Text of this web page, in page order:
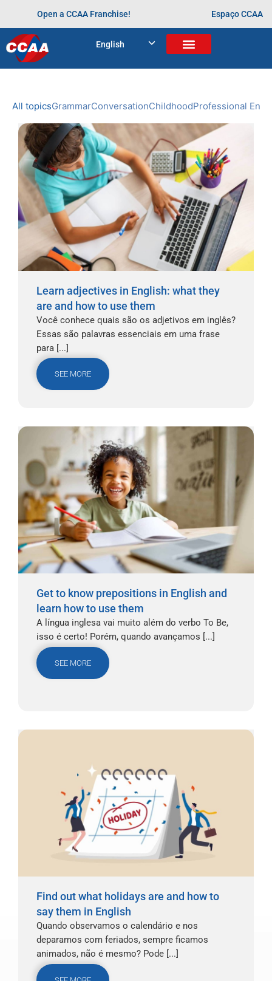
Open a CCAA Franchise! Espaço CCAA
English
Home >
All topicsGrammarConversationChildhoodProfessional
Learn adjectives in English: what they
are and how to use them
Você conhece quais são os adjetivos em inglês?
Essas são palavras essenciais em uma frase
para [...]
SEE MORE
Get to know prepositions in English and
learn how to use them
A língua inglesa vai muito além do verbo To Be,
isso é certo! Porém, quando avançamos [...]
SEE MORE
Find out what holidays are and how to
say them in English
Quando observamos o calendário e nos
deparamos com feriados, sempre ficamos
animados, não é mesmo? Pode [...]